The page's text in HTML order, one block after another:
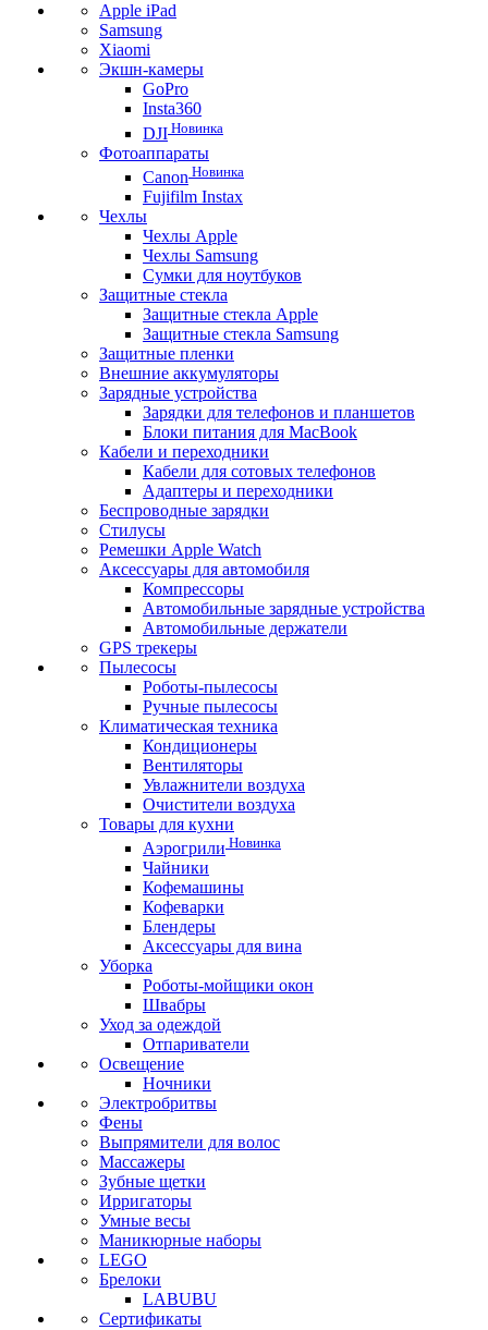
Apple iPad
Samsung
Xiaomi
Экшн-камеры
GoPro
Insta360
DJI Новинка
Фотоаппараты
Canon Новинка
Fujifilm Instax
Чехлы
Чехлы Apple
Чехлы Samsung
Сумки для ноутбуков
Защитные стекла
Защитные стекла Apple
Защитные стекла Samsung
Защитные пленки
Внешние аккумуляторы
Зарядные устройства
Зарядки для телефонов и планшетов
Блоки питания для MacBook
Кабели и переходники
Кабели для сотовых телефонов
Адаптеры и переходники
Беспроводные зарядки
Стилусы
Ремешки Apple Watch
Аксессуары для автомобиля
Компрессоры
Автомобильные зарядные устройства
Автомобильные держатели
GPS трекеры
Пылесосы
Роботы-пылесосы
Ручные пылесосы
Климатическая техника
Кондиционеры
Вентиляторы
Увлажнители воздуха
Очистители воздуха
Товары для кухни
Аэрогрили Новинка
Чайники
Кофемашины
Кофеварки
Блендеры
Аксессуары для вина
Уборка
Роботы-мойщики окон
Швабры
Уход за одеждой
Отпариватели
Освещение
Ночники
Электробритвы
Фены
Выпрямители для волос
Массажеры
Зубные щетки
Ирригаторы
Умные весы
Маникюрные наборы
LEGO
Брелоки
LABUBU
Сертификаты